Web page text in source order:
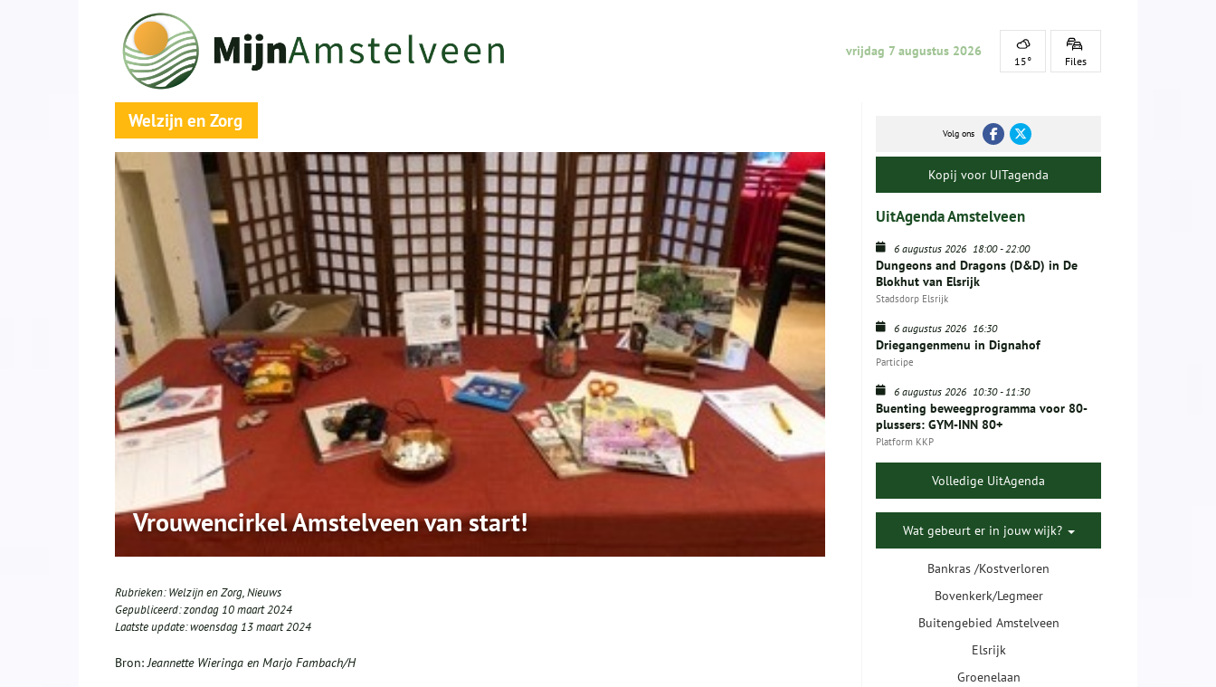
vrijdag 7 augustus 2026
15° Files
Welzijn en Zorg
Vrouwencirkel Amstelveen van start!
Rubrieken:Welzijn en Zorg,Nieuws
Gepubliceerd:zondag 10 maart 2024
Laatste update:woensdag 13 maart 2024
Bron:Jeannette Wieringa en Marjo Fambach/H
Volg ons
Kopij voor UITagenda
UitAgenda Amstelveen
6 augustus 2026 18:00-22:00
Dungeons and Dragons (D&D) in De
Blokhut van Elsrijk
Stadsdorp Elsrijk
6 augustus 2026 16:30
Driegangenmenu in Dignahof
Participe
6 augustus 2026 10:30-11:30
Buenting beweegprogramma voor 80-
plussers: GYM-INN 80+
Platform KKP
Volledige UitAgenda
Wat gebeurt er in jouw wijk?
Bankras /Kostverloren
Bovenkerk/Legmeer
Buitengebied Amstelveen
Elsrijk
Groenelaan